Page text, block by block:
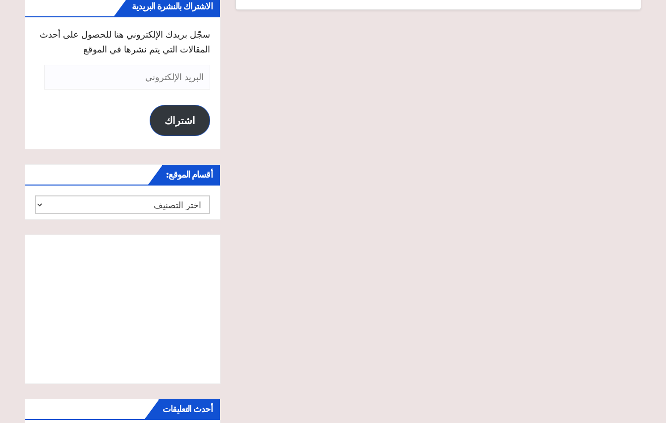
الاشتراك بالنشرة البريدية
سجّل بريدك الإلكتروني هنا للحصول على أحدث
المقالات التي يتم نشرها في الموقع
البريد
اشتراك
أقسام الموقع:
أقسام
الموقع:
أحدث التعليقات